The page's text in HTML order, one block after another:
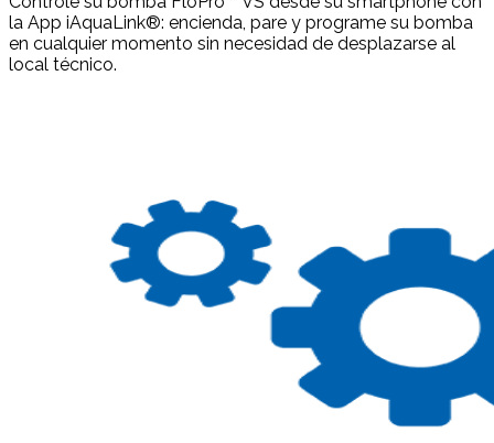
la App iAquaLink®: encienda, pare y programe su bomba
en cualquier momento sin necesidad de desplazarse al
local técnico.